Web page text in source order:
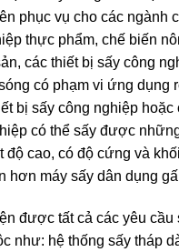
phục vụ cho các ngành
thực phẩm, chế biến
các thiết bị sấy công
có phạm vi ứng dụng
bị sấy công nghiệp hoặc
có thể sấy được
độ cao, có độ cứng và
hơn máy sấy dân dụng
được tất cả các yêu cầu
như: hệ thống sấy tháp